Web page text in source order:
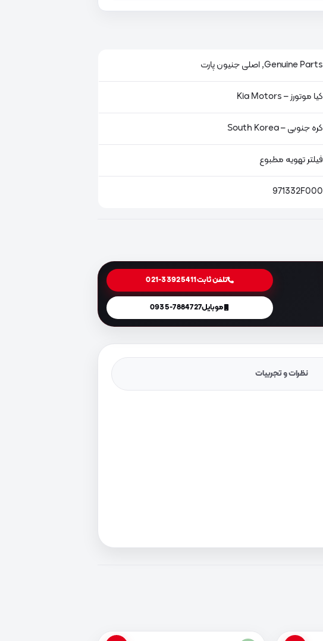
Genuine Parts, اصلی جنیون پارت
کیا موتورز – Kia Motors
کره جنوبی – South Korea
فیلتر تهویه مطبوع
971332F000
تلفن ثابت021-33925411
موبایل0935-7884727
نظرات و تجربیات